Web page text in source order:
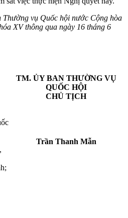
Thường vụ Quốc hội nước Cộng hòa
XV thông qua ngày 16 tháng 6
TM. ỦY BAN THƯỜNG VỤ
QUỐC HỘI
CHỦ TỊCH
Trần Thanh Mẫn